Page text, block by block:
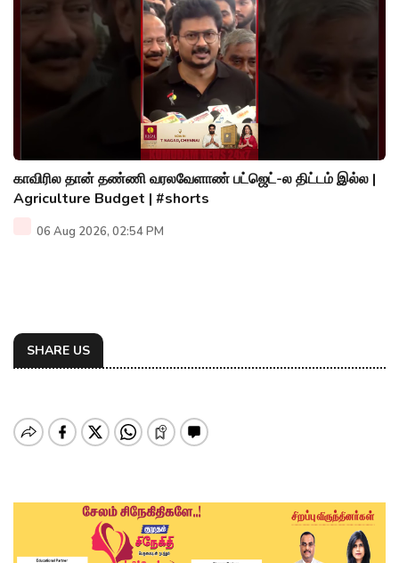
காவிரில தான் தண்ணி வரலவேளாண் பட்ஜெட்-ல திட்டம் இல்ல |
Agriculture Budget | #shorts
06 Aug 2026, 02:54 PM
SHARE US